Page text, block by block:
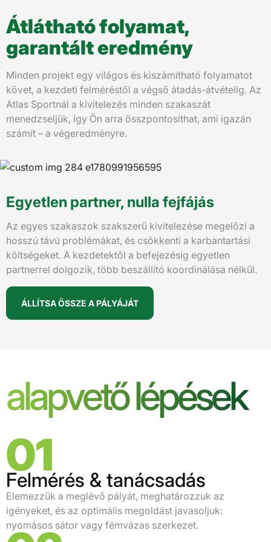
Átlátható folyamat,
garantált eredmény
Minden projekt egy világos és kiszámítható folyamatot
követ, a kezdeti felméréstől a végső átadás-átvételig. Az
Atlas Sportnál a kivitelezés minden szakaszát
menedzseljük, így Ön arra összpontosíthat, ami igazán
számít – a végeredményre.
Egyetlen partner, nulla fejfájás
Az egyes szakaszok szakszerű kivitelezése megelőzi a
hosszú távú problémákat, és csökkenti a karbantartási
költségeket. A kezdetektől a befejezésig egyetlen
partnerrel dolgozik, több beszállító koordinálása nélkül.
ÁLLÍTSA ÖSSZE A PÁLYÁJÁT
alapvető lépések
01
Felmérés & tanácsadás
Elemezzük a meglévő pályát, meghatározzuk az
igényeket, és az optimális megoldást javasoljuk:
nyomásos sátor vagy fémvázas szerkezet.